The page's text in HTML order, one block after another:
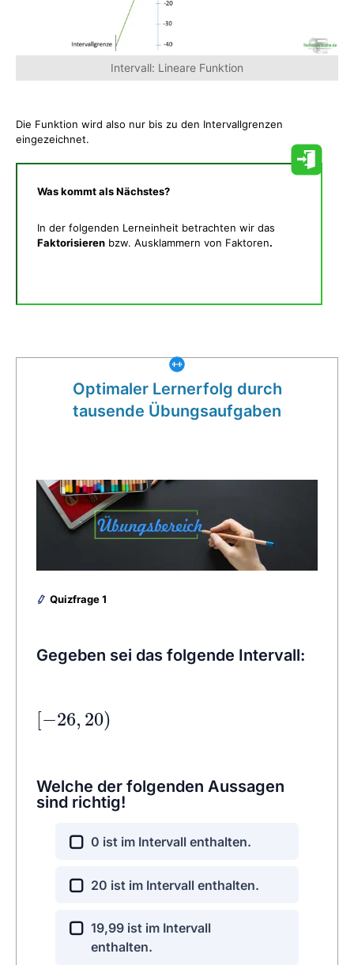
Intervall: Lineare Funktion
Die Funktion wird also nur bis zu den Intervallgrenzen
eingezeichnet.
Was kommt als Nächstes?
In der folgenden Lerneinheit betrachten wir das
Faktorisieren bzw. Ausklammern von Faktoren.
Optimaler Lernerfolg durch
tausende Übungsaufgaben
Quizfrage 1